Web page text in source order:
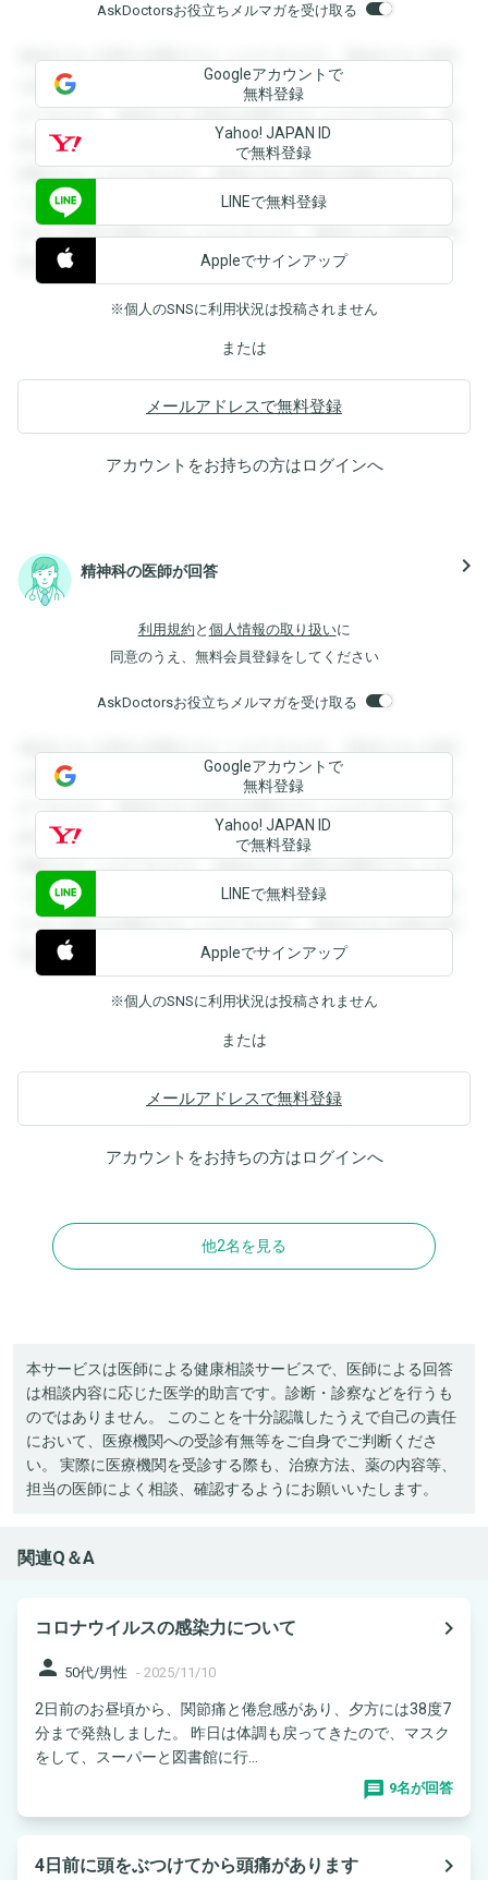
AskDoctorsお役立ちメルマガを受け取る
登録すると回答を閲覧することができます。登録すると回答
を閲覧することができます。登録すると回答を閲覧すること
ができます。登録すると回答を閲覧することができます。登
録すると回答を閲覧することができます。登録すると回答を
閲覧することができます。登録すると回答を閲覧することが
できます。登録すると回答を閲覧することができます。登録
すると回答を閲覧することができます。登録すると回答を閲
覧することができます。
Googleアカウントで
無料登録
Yahoo! JAPAN ID
で無料登録
LINEで無料登録
Appleでサインアップ
※個人のSNSに利用状況は投稿されません
または
メールアドレスで無料登録
アカウントをお持ちの方はログインへ
精神科の医師が回答 navigate_next
利用規約 と 個人情報の取り扱いに
同意のうえ、無料会員登録をしてください
AskDoctorsお役立ちメルマガを受け取る
登録すると回答を閲覧することができます。登録すると回答
を閲覧することができます。登録すると回答を閲覧すること
ができます。登録すると回答を閲覧することができます。登
録すると回答を閲覧することができます。登録すると回答を
閲覧することができます。登録すると回答を閲覧することが
できます。登録すると回答を閲覧することができます。登録
すると回答を閲覧することができます。登録すると回答を閲
覧することができます。
Googleアカウントで
無料登録
Yahoo! JAPAN ID
で無料登録
LINEで無料登録
Appleでサインアップ
※個人のSNSに利用状況は投稿されません
または
メールアドレスで無料登録
アカウントをお持ちの方はログインへ
他2名を見る
本サービスは医師による健康相談サービスで、医師による回答
は相談内容に応じた医学的助言です。診断・診察などを行うも
のではありません。 このことを十分認識したうえで自己の責任
において、医療機関への受診有無等をご自身でご判断くださ
い。 実際に医療機関を受診する際も、治療方法、薬の内容等、
担当の医師によく相談、確認するようにお願いいたします。
関連Q＆A
コロナウイルスの感染力について
navigate_next
person 50代/男性 - 2025/11/10
2日前のお昼頃から、関節痛と倦怠感があり、夕方には38度7
分まで発熱しました。 昨日は体調も戻ってきたので、マスク
をして、スーパーと図書館に行...
9名が回答
4日前に頭をぶつけてから頭痛があります
navigate_next